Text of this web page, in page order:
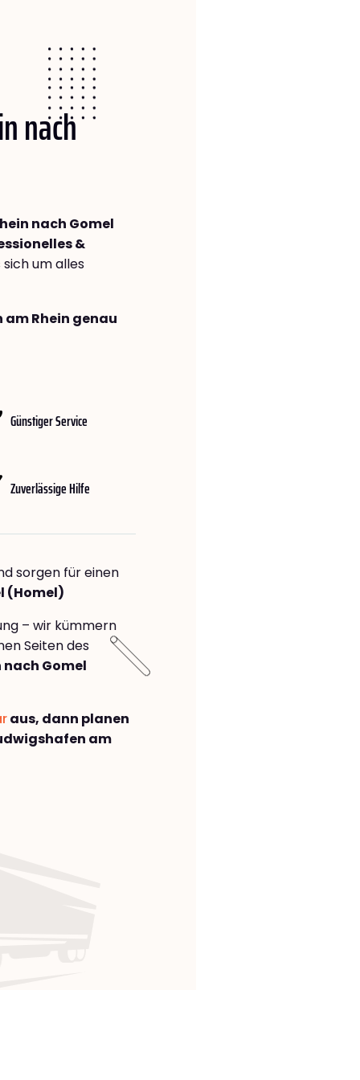
nach
nach Gomel
&
sich um alles
Rhein genau
Günstiger Service
Zuverlässige Hilfe
sorgen für einen
(Homel)
– wir kümmern
Seiten des
Gomel
aus, dann planen
am